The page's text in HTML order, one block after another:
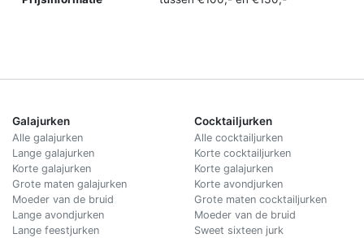
Galajurken
Alle galajurken
Lange galajurken
Korte galajurken
Grote maten galajurken
Moeder van de bruid
Lange avondjurken
Lange feestjurken
Cocktailjurken
Alle cocktailjurken
Korte cocktailjurken
Korte galajurken
Korte avondjurken
Grote maten cocktailjurken
Moeder van de bruid
Sweet sixteen jurk